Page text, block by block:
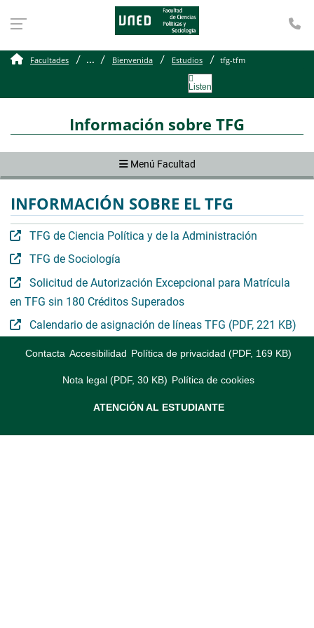
tfg-tfm
Facultades ... Bienvenida Estudios tfg-tfm
Listen
Información sobre TFG
Menú Facultad
INFORMACIÓN SOBRE EL TFG
TFG de Ciencia Política y de la Administración
TFG de Sociología
Solicitud de Autorización Excepcional para Matrícula
en TFG sin 180 Créditos Superados
Calendario de asignación de líneas TFG (PDF, 221 KB)
Contacta Accesibilidad Política de privacidad (PDF, 169 KB)
Nota legal (PDF, 30 KB) Política de cookies
ATENCIÓN AL ESTUDIANTE